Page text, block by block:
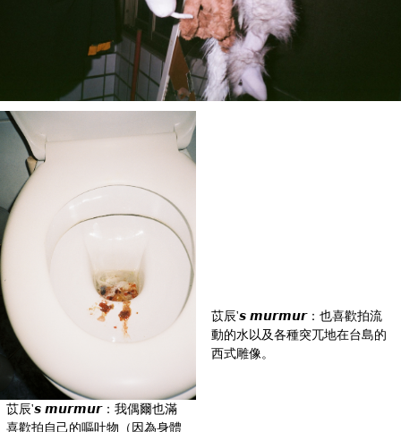
苡辰'𝙨 𝙢𝙪𝙧𝙢𝙪𝙧：我偶爾也滿
喜歡拍自己的嘔吐物（因為身體
苡辰'𝙨 𝙢𝙪𝙧𝙢𝙪𝙧：也喜歡拍流
動的水以及各種突兀地在台島的
西式雕像。